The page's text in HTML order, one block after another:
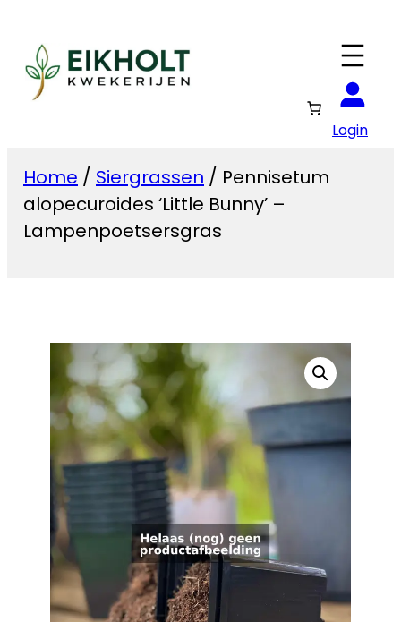
inhoud
Login
Home / Siergrassen / Pennisetum
alopecuroides ‘Little Bunny’ –
Lampenpoetsersgras